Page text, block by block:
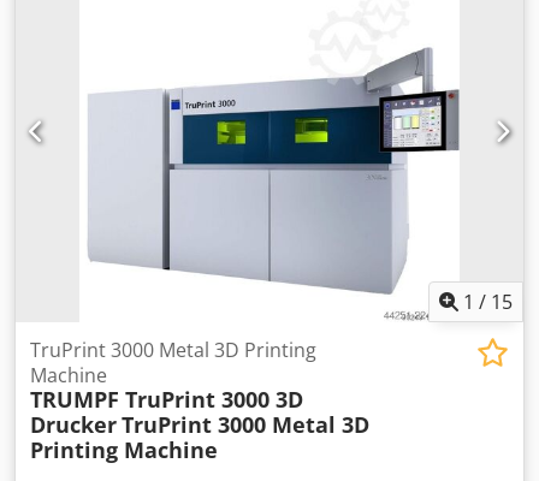
1 / 15
TruPrint 3000 Metal 3D Printing
Machine
TRUMPF TruPrint 3000 3D
DruckerTruPrint 3000 Metal 3D
Printing Machine